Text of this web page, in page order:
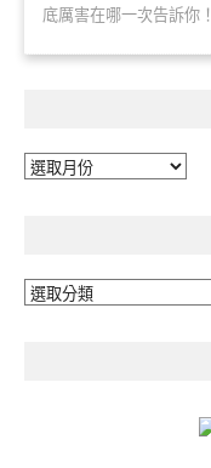
底厲害在哪一次告訴你！
彙
分